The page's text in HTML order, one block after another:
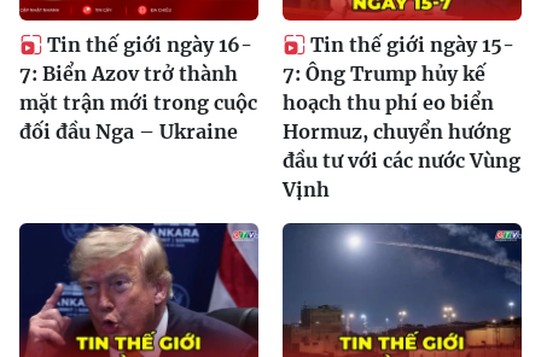
Tin thế giới ngày 16-
7: Biển Azov trở thành
mặt trận mới trong cuộc
đối đầu Nga – Ukraine
Tin thế giới ngày 15-
7: Ông Trump hủy kế
hoạch thu phí eo biển
Hormuz, chuyển hướng
đầu tư với các nước Vùng
Vịnh